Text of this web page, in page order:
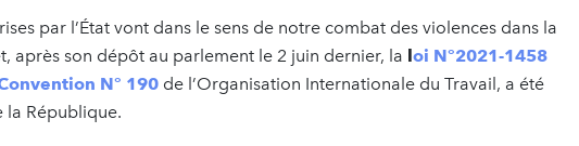
par l’État vont dans le sens de notre combat des violences dans la
après son dépôt au parlement le 2 juin dernier, la loi N°2021-1458
N° 190 de l’Organisation Internationale du Travail, a été
la République.